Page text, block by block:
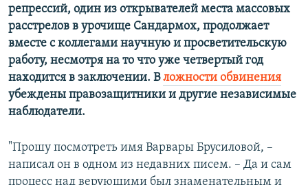
репрессий, один из открывателей места массовых
расстрелов в урочище Сандармох, продолжает
вместе с коллегами научную и просветительскую
работу, несмотря на то что уже четвертый год
находится в заключении. Вложности обвинения
убеждены правозащитники и другие независимые
наблюдатели.
"Прошу посмотреть имя Варвары Брусиловой, –
написал он в одном из недавних писем. – Да и сам
процесс над верующими был знаменательным и